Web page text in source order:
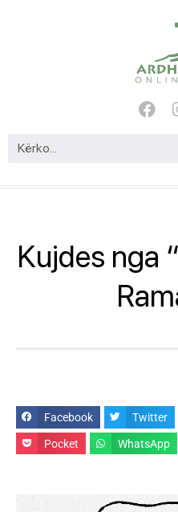
Kujdes nga
Facebook Twitter
Pocket WhatsApp